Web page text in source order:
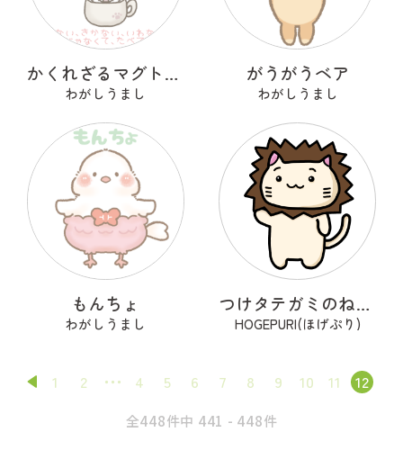
かくれざるマグトリオ
わがしうまし
がうがうベア
わがしうまし
もんちょ
わがしうまし
つけタテガミのねこくん
HOGEPURI(ほげぷり)
1 2 4 5 6 7 8 9 10 11 12
全448件中 441 - 448件